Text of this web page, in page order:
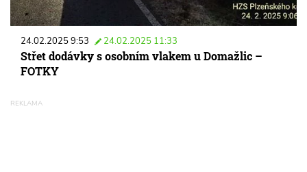
24.02.2025 9:53 24.02.2025 11:33
Střet dodávky s osobním vlakem u Domažlic –
FOTKY